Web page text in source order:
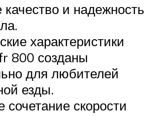
качество и надежность
характеристики
800 созданы
для любителей
езды.
скорости